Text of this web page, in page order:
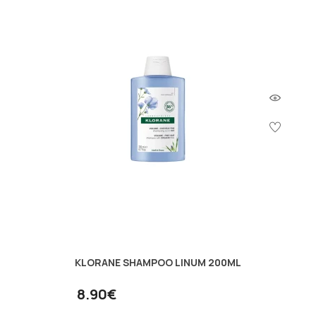
KLORANE SHAMPOO LINUM 200ML
8.90€